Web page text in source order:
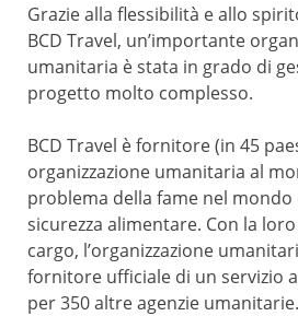
Grazie alla flessibilità e allo
BCD Travel, un’importante
umanitaria è stata in grado di
progetto molto complesso.
BCD Travel è fornitore (in 45
organizzazione umanitaria al
problema della fame nel
sicurezza alimentare. Con la
cargo, l’organizzazione
fornitore ufficiale di un servizio
per 350 altre agenzie umanitarie.